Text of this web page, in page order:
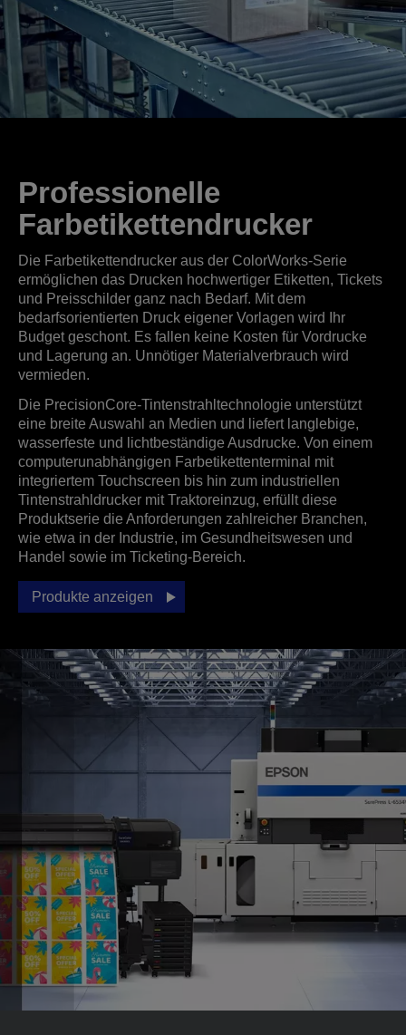
Professionelle
Farbetikettendrucker
Die Farbetikettendrucker aus der ColorWorks-Serie
ermöglichen das Drucken hochwertiger Etiketten, Tickets
und Preisschilder ganz nach Bedarf. Mit dem
bedarfsorientierten Druck eigener Vorlagen wird Ihr
Budget geschont. Es fallen keine Kosten für Vordrucke
und Lagerung an. Unnötiger Materialverbrauch wird
vermieden.
Die PrecisionCore-Tintenstrahltechnologie unterstützt
eine breite Auswahl an Medien und liefert langlebige,
wasserfeste und lichtbeständige Ausdrucke. Von einem
computerunabhängigen Farbetikettenterminal mit
integriertem Touchscreen bis hin zum industriellen
Tintenstrahldrucker mit Traktoreinzug, erfüllt diese
Produktserie die Anforderungen zahlreicher Branchen,
wie etwa in der Industrie, im Gesundheitswesen und
Handel sowie im Ticketing-Bereich.
Produkte anzeigen